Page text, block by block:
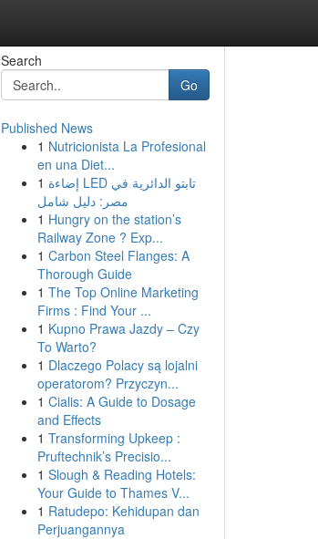
Search
Go
Published News
1 Nutricionista La Profesional
en una Diet...
1 إضاءة LED تابتو الدائرية في
مصر: دليل شامل
1 Hungry on the station’s
Railway Zone ? Exp...
1 Carbon Steel Flanges: A
Thorough Guide
1 The Top Online Marketing
Firms : Find Your ...
1 Kupno Prawa Jazdy – Czy
To Warto?
1 Dlaczego Polacy są lojalni
operatorom? Przyczyn...
1 Cialis: A Guide to Dosage
and Effects
1 Transforming Upkeep :
Pruftechnik’s Precisio...
1 Slough & Reading Hotels:
Your Guide to Thames V...
1 Ratudepo: Kehidupan dan
Perjuangannya